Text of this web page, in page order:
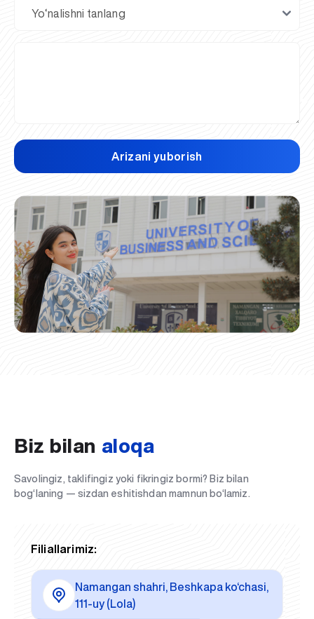
Arizani yuborish
Biz bilan aloqa
Savolingiz, taklifingiz yoki fikringiz bormi? Biz bilan
bog‘laning — sizdan eshitishdan mamnun bo‘lamiz.
Filiallarimiz:
Namangan shahri, Beshkapa ko‘chasi,
111-uy (Lola)